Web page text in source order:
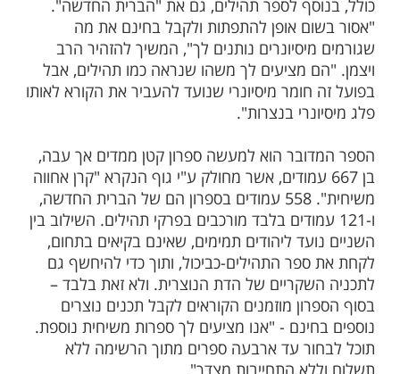
עוד תוכן חדש ומפתיע! התחברו לכל
שלנו בתהיליםבלחיצה כאן >>>​
תהילים, שיבוא אלי, אני אתן לו תהילים
אמר יו"ר המועצה הדתית בחיפה, הרב אבי
בחיפה. אותם חומרים מתחזים לספרי
שמוצג באופן בולט בכריכתם, אך הפנים
לספר תהילים, גם את "הברית החדשה".
אופן להתפתות ולקבל בחינם את מה
נותנים לך", המשיך להזהיר הרב
מציעים לך משהו שנראה כמו תהילים, אבל
מיסיונרי שנועד להעביר את הקורא לאותו
בנצרות".